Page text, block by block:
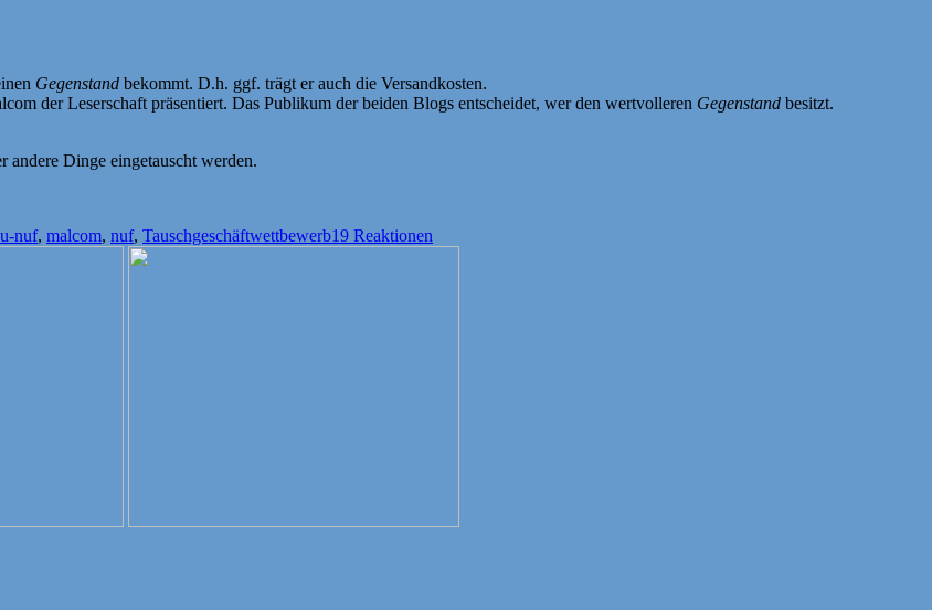
Gegenstand bekommt. D.h. ggf. trägt er auch die Versandkosten.
der Leserschaft präsentiert. Das Publikum der beiden Blogs entscheidet, wer den wertvolleren Gegenstand besitzt.
andere Dinge eingetauscht werden.
nuf, malcom, nuf, Tauschgeschäftwettbewerb19 Reaktionen